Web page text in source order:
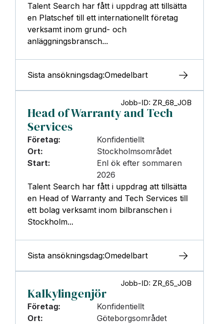
Talent Search har fått i uppdrag att tillsätta
en Platschef till ett internationellt företag
verksamt inom grund- och
anläggningsbransch...
Sista ansökningsdag:Omedelbart
Jobb-ID: ZR_68_JOB
Head of Warranty and Tech
Services
Företag:
Konfidentiellt
Ort:
Stockholmsområdet
Start:
Enl ök efter sommaren
2026
Talent Search har fått i uppdrag att tillsätta
en Head of Warranty and Tech Services till
ett bolag verksamt inom bilbranschen i
Stockholm...
Sista ansökningsdag:Omedelbart
Jobb-ID: ZR_65_JOB
Kalkylingenjör
Företag:
Konfidentiellt
Ort:
Göteborgsområdet